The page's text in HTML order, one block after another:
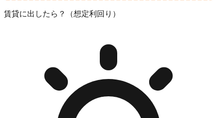
賃貸に出したら？（想定利回り）